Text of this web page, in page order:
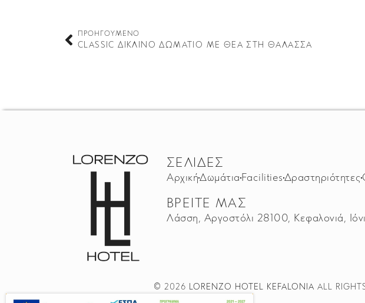
ΠΡΟΗΓΟΎΜΕΝΟ
CLASSIC ΔΊΚΛΙΝΟ ΔΩΜΆΤΙΟ ΜΕ ΘΈΑ ΣΤΗ ΘΆΛΑΣΣΑ
ΣΕΛΊΔΕΣ
ΑρχικήΔωμάτιαFacilitiesΔραστηριότητες
ΒΡΕΊΤΕ ΜΑΣ
Λάσση, Αργοστόλι 28100, Κεφαλονιά,
© 2026 LORENZO HOTEL KEFALONIA ALL